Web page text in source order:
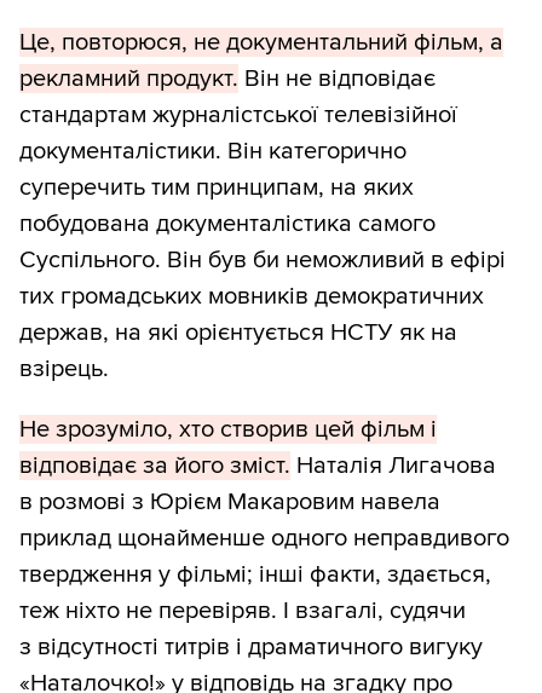
Це, повторюся, не документальний фільм, а
рекламний продукт. Він не відповідає
стандартам журналістської телевізійної
документалістики. Він категорично
суперечить тим принципам, на яких
побудована документалістика самого
Суспільного. Він був би неможливий в ефірі
тих громадських мовників демократичних
держав, на які орієнтується НСТУ як на
взірець.
Не зрозуміло, хто створив цей фільм і
відповідає за його зміст. Наталія Лигачова
в розмові з Юрієм Макаровим навела
приклад щонайменше одного неправдивого
твердження у фільмі; інші факти, здається,
теж ніхто не перевіряв. І взагалі, судячи
з відсутності титрів і драматичного вигуку
«Наталочко!» у відповідь на згадку про